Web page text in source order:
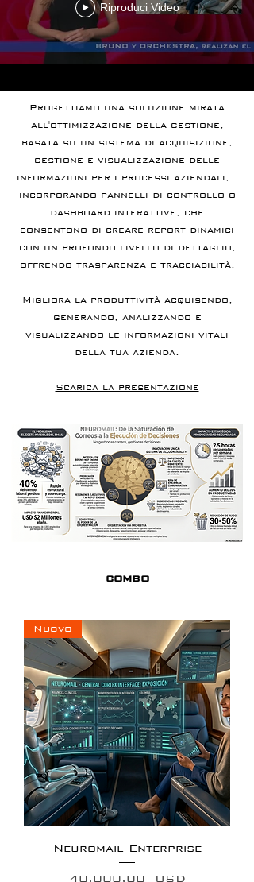
Riproduci Video
Progettiamo una soluzione mirata
all'ottimizzazione della gestione,
basata su un sistema di acquisizione,
gestione e visualizzazione delle
informazioni per i processi aziendali,
incorporando pannelli di controllo o
dashboard interattive, che
consentono di creare report dinamici
con un profondo livello di dettaglio,
offrendo trasparenza e tracciabilità.
Migliora la produttività acquisendo,
generando, analizzando e
visualizzando le informazioni vitali
della tua azienda.
Scarica la presentazione
combo
Nuovo
Neuromail Enterprise
Prezzo
40.000,00 USD